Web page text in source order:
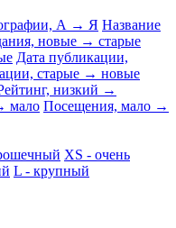
А → Я Название
новые → старые
Дата публикации,
старые → новые
низкий →
мало Посещения, мало →
XS - очень
L - крупный